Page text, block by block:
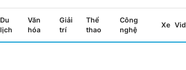
Du
lịch
Văn
hóa
Giải
trí
Thể
thao
Công
nghệ
Xe